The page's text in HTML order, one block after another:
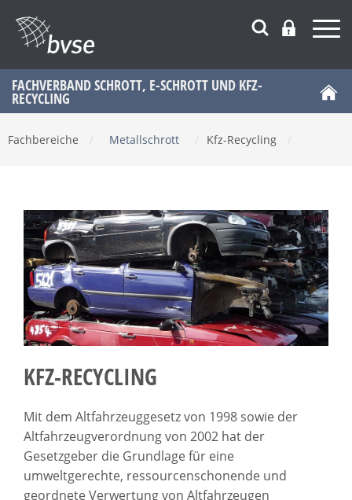
FACHVERBAND SCHROTT, E-SCHROTT UND KFZ-
RECYCLING
Fachbereiche Metallschrott Kfz-Recycling
KFZ-RECYCLING
Mit dem Altfahrzeuggesetz von 1998 sowie der
Altfahrzeugverordnung von 2002 hat der
Gesetzgeber die Grundlage für eine
umweltgerechte, ressourcenschonende und
geordnete Verwertung von Altfahrzeugen